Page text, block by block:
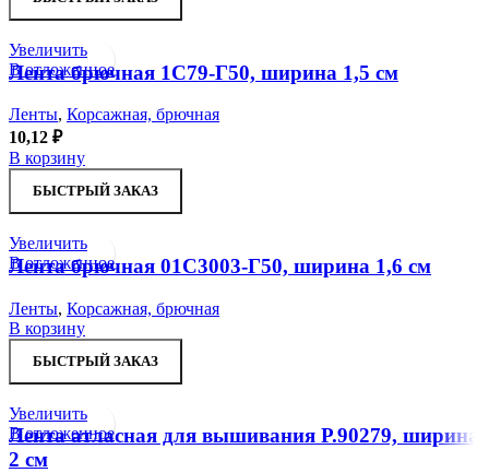
Увеличить
В отложенное
Лента брючная 1С79-Г50, ширина 1,5 см
Ленты, Корсажная, брючная
10,12 ₽
В корзину
БЫСТРЫЙ ЗАКАЗ
Увеличить
В отложенное
Лента брючная 01С3003-Г50, ширина 1,6 см
Ленты, Корсажная, брючная
В корзину
БЫСТРЫЙ ЗАКАЗ
Увеличить
В отложенное
Лента атласная для вышивания Р.90279, ширина
2 см